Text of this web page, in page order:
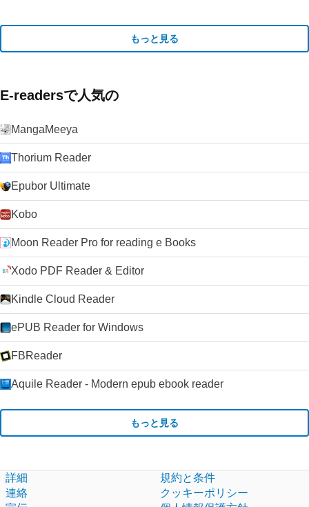
もっと見る
E-readersで人気の
MangaMeeya
Thorium Reader
Epubor Ultimate
Kobo
Moon Reader Pro for reading e Books
Xodo PDF Reader & Editor
Kindle Cloud Reader
ePUB Reader for Windows
FBReader
Aquile Reader - Modern epub ebook reader
もっと見る
詳細
連絡
規約と条件
クッキーポリシー